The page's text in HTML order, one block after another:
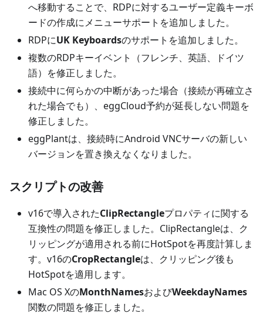
へ移動することで、RDPに対するユーザー定義キーボ
ードの作成にメニューサポートを追加しました。
RDPにUK Keyboardsのサポートを追加しました。
複数のRDPキーイベント（フレンチ、英語、ドイツ
語）を修正しました。
接続中に何らかの中断があった場合（接続が再確立さ
れた場合でも）、eggCloud予約が延長しない問題を
修正しました。
eggPlantは、接続時にAndroid VNCサーバの新しい
バージョンを置き換えなくなりました。
スクリプトの改善
v16で導入されたClipRectangleプロパティに関する
互換性の問題を修正しました。ClipRectangleは、ク
リッピングが適用される前にHotSpotを再度計算しま
す。v16のCropRectangleは、クリッピング後も
HotSpotを適用します。
Mac OS XのMonthNamesおよびWeekdayNames
関数の問題を修正しました。